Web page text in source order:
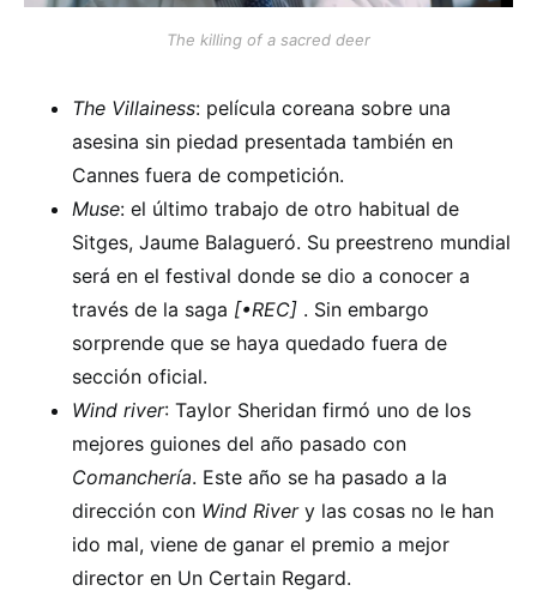
The killing of a sacred deer
The Villainess: película coreana sobre una
asesina sin piedad presentada también en
Cannes fuera de competición.
Muse: el último trabajo de otro habitual de
Sitges, Jaume Balagueró. Su preestreno mundial
será en el festival donde se dio a conocer a
través de la saga [•REC] . Sin embargo
sorprende que se haya quedado fuera de
sección oficial.
Wind river: Taylor Sheridan firmó uno de los
mejores guiones del año pasado con
Comanchería. Este año se ha pasado a la
dirección con Wind Rivery las cosas no le han
ido mal, viene de ganar el premio a mejor
director en Un Certain Regard.